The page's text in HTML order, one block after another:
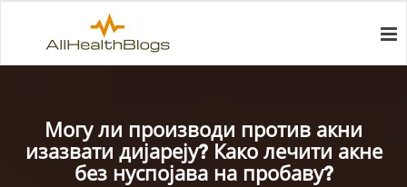
Могу ли производи против акни
изазвати дијареју? Како лечити акне
без нуспојава на пробаву?